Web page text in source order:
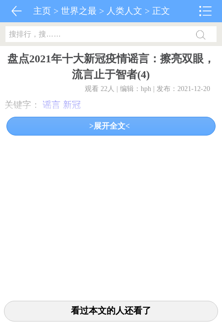
主页 >世界之最 > 人类人文 > 正文
盘点2021年十大新冠疫情谣言：擦亮双眼，
流言止于智者(4)
观看 22人 | 编辑：hph | 发布：2021-12-20
关键字： 谣言 新冠
2 3 4
>展开全文<
看过本文的人还看了